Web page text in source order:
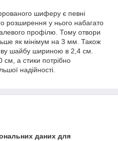
шиферу є певні
розширення у нього набагато
профілю. Тому отвори
як мінімум на 3 мм. Також
шайбу шириною в 2,4 см.
см, а стики потрібно
надійності.
даних для